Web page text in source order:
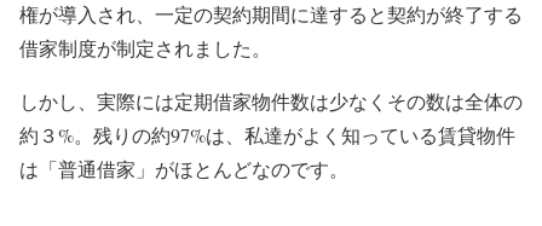
権が導入され、一定の契約期間に達すると契約が終了する
借家制度が制定されました。
しかし、実際には定期借家物件数は少なくその数は全体の
約３%。残りの約97%は、私達がよく知っている賃貸物件
は「普通借家」がほとんどなのです。